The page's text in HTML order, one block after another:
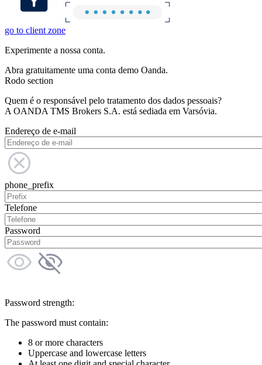
go to client zone
Experimente a nossa conta.
Abra gratuitamente uma conta demo Oanda.
Rodo section
Quem é o responsável pelo tratamento dos dados pessoais?
A OANDA TMS Brokers S.A. está sediada em Varsóvia.
Endereço de e-mail
phone_prefix
Telefone
Password
Password strength:
The password must contain:
8 or more characters
Uppercase and lowercase letters